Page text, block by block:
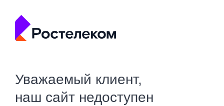
Уважаемый клиент,
наш сайт недоступен